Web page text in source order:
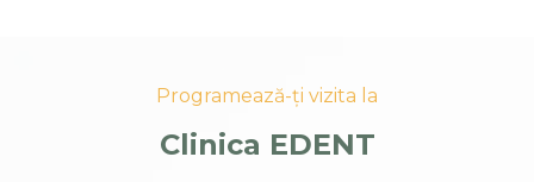
Programează-ți vizita la
Clinica EDENT